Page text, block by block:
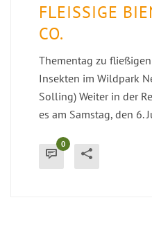
FLEISSIGE
O.
Thementag zu
Insekten im Wildpark
Solling) Weiter in der
es am Samstag, den
0